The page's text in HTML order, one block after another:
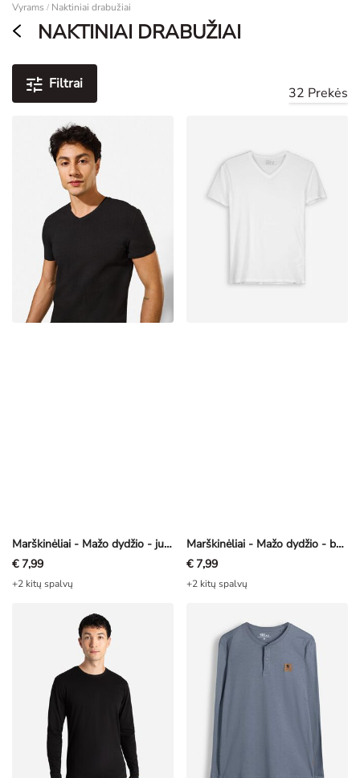
Vyrams / Naktiniai drabužiai
NAKTINIAI DRABUŽIAI
Filtrai
32 Prekės
Marškinėliai - Mažo dydžio - juoda
€ 7,99
+2 kitų spalvų
Marškinėliai - Mažo dydžio - baltas
€ 7,99
+2 kitų spalvų